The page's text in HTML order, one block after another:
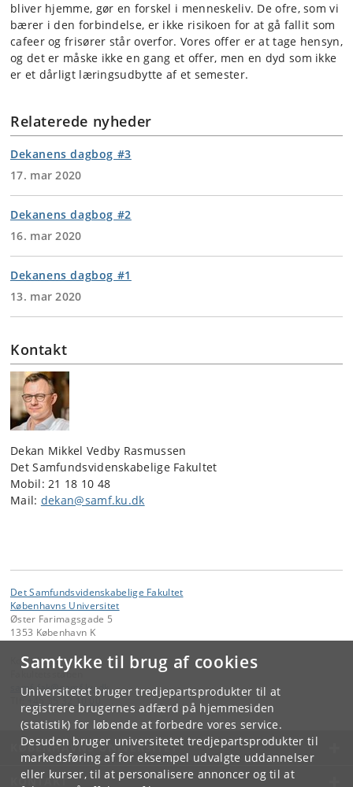
Samtykke til brug af cookies
Universitetet bruger tredjepartsprodukter til at
registrere brugernes adfærd på hjemmesiden
(statistik) for løbende at forbedre vores service.
Desuden bruger universitetet tredjepartsprodukter til
markedsføring af for eksempel udvalgte uddannelser
eller kurser, til at personalisere annoncer og til at
bliver hjemme, gør en forskel i menneskeliv. De ofre, som vi
bærer i den forbindelse, er ikke risikoen for at gå fallit som
cafeer og frisører står overfor. Vores offer er at tage hensyn,
og det er måske ikke en gang et offer, men en dyd som ikke
er et dårligt læringsudbytte af et semester.
Relaterede nyheder
Dekanens dagbog #3
17. mar 2020
Dekanens dagbog #2
16. mar 2020
Dekanens dagbog #1
13. mar 2020
Kontakt
Dekan Mikkel Vedby Rasmussen
Det Samfundsvidenskabelige Fakultet
Mobil: 21 18 10 48
Mail: dekan@samf.ku.dk
Det Samfundsvidenskabelige Fakultet
Københavns Universitet
Øster Farimagsgade 5
1353 København K
Kontakt:
Fakultetsstaben
samf-fak @samf.ku.dk
KØBENHAVNS UNIVERSITET
KONTAKT